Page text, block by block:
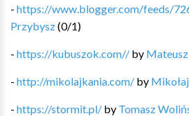
- https://www.blogger.com/feeds/
Przybysz(0/1)
- https://kubuszok.com// by
- http://mikolajkania.com/ by
- https://stormit.pl/ by Tomasz